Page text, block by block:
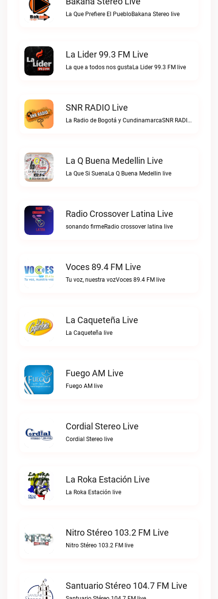
La Que Prefiere El PuebloBakana Stereo live
La Lider 99.3 FM Live
La que a todos nos gustaLa Lider 99.3 FM live
SNR RADIO Live
La Radio de Bogotá y CundinamarcaSNR RADIO live
La Q Buena Medellin Live
La Que Si SuenaLa Q Buena Medellin live
Radio Crossover Latina Live
sonando firmeRadio crossover latina live
Voces 89.4 FM Live
Tu voz, nuestra vozVoces 89.4 FM live
La Caqueteña Live
La Caqueteña live
Fuego AM Live
Fuego AM live
Cordial Stereo Live
Cordial Stereo live
La Roka Estación Live
La Roka Estación live
Nitro Stéreo 103.2 FM Live
Nitro Stéreo 103.2 FM live
Santuario Stéreo 104.7 FM Live